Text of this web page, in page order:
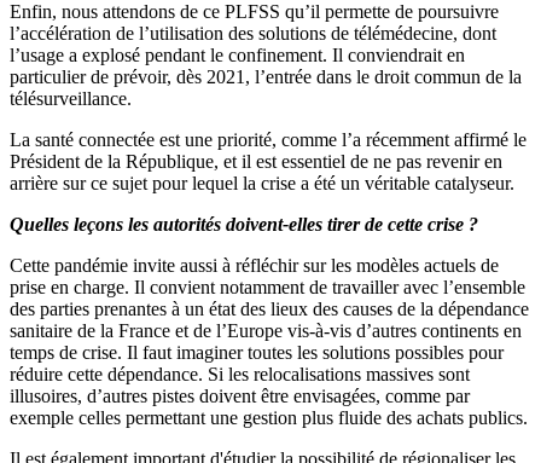
Enfin, nous attendons de ce PLFSS qu’il permette de poursuivre
l’accélération de l’utilisation des solutions de télémédecine, dont
l’usage a explosé pendant le confinement. Il conviendrait en
particulier de prévoir, dès 2021, l’entrée dans le droit commun de la
télésurveillance.
La santé connectée est une priorité, comme l’a récemment affirmé le
Président de la République, et il est essentiel de ne pas revenir en
arrière sur ce sujet pour lequel la crise a été un véritable catalyseur.
Quelles leçons les autorités doivent-elles tirer de cette crise ?
Cette pandémie invite aussi à réfléchir sur les modèles actuels de
prise en charge. Il convient notamment de travailler avec l’ensemble
des parties prenantes à un état des lieux des causes de la dépendance
sanitaire de la France et de l’Europe vis-à-vis d’autres continents en
temps de crise. Il faut imaginer toutes les solutions possibles pour
réduire cette dépendance. Si les relocalisations massives sont
illusoires, d’autres pistes doivent être envisagées, comme par
exemple celles permettant une gestion plus fluide des achats publics.